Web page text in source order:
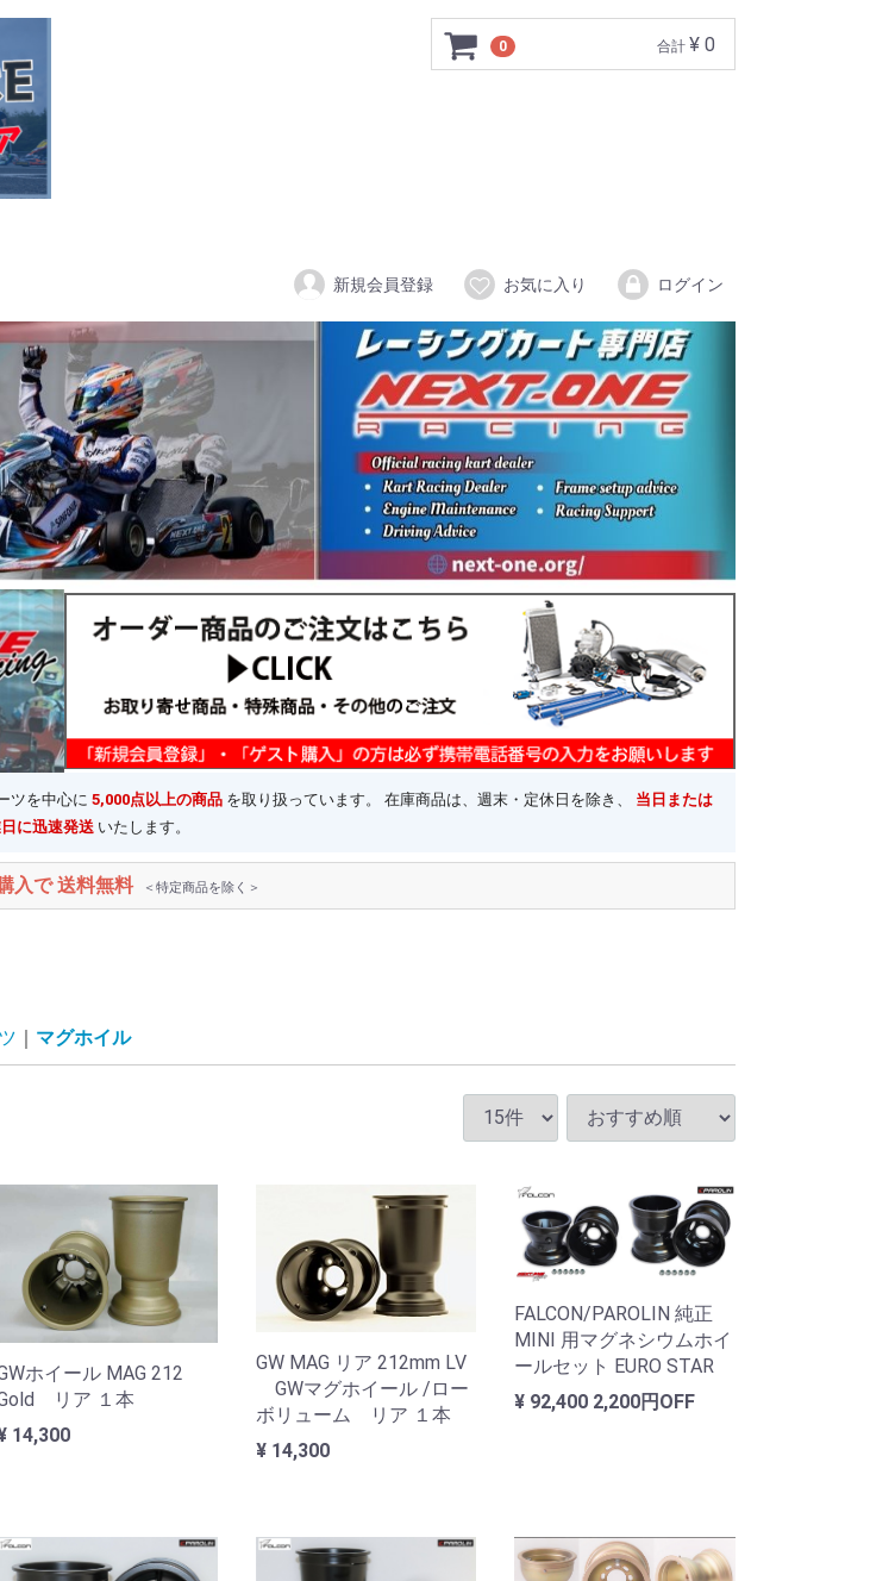
0 合計 ¥ 0
新規会員登録 お気に入り ログイン
ツを中心に 5,000点以上の商品を取り扱っています。 在庫商品は、週末・定休日を除き、 当日または
に迅速発送 いたします。
入で 送料無料 ＜特定商品を除く＞
マグホイル
ホイール MAG 212
リア １本
14,300
GW MAG リア 212mm LV
GWマグホイール /ロー
ボリューム リア １本
¥ 14,300
FALCON/PAROLIN 純正
MINI 用マグネシウムホイ
ールセット EURO STAR
¥ 92,400 2,200円OFF